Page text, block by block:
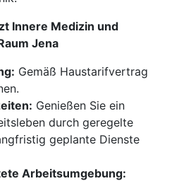
Innere Medizin und
Jena
Gemäß Haustarifvertrag
Genießen Sie ein
durch geregelte
geplante Dienste
Arbeitsumgebung: